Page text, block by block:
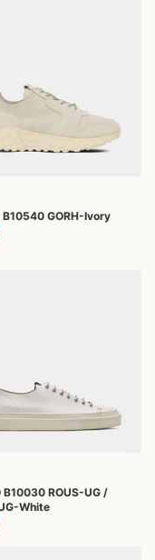
B10540 GORH-Ivory
B10030 ROUS-UG /
White